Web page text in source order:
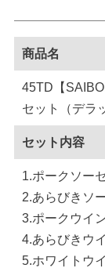
商品名
45TD【
セット（デラ
セット内容
1.ポークソー
2.あらびきソ
3.ポークウイ
4.あらびきウ
5.ホワイトウ